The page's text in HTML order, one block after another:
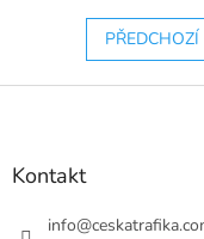
Z
Kontakt
info@